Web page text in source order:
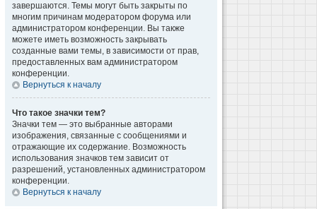
завершаются. Темы могут быть закрыты по
многим причинам модератором форума или
администратором конференции. Вы также
можете иметь возможность закрывать
созданные вами темы, в зависимости от прав,
предоставленных вам администратором
конференции.
Вернуться к началу
Что такое значки тем?
Значки тем — это выбранные авторами
изображения, связанные с сообщениями и
отражающие их содержание. Возможность
использования значков тем зависит от
разрешений, установленных администратором
конференции.
Вернуться к началу